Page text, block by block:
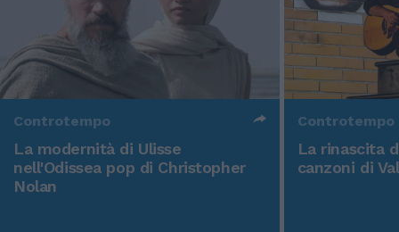
Controtempo
La modernità di Ulisse
nell'Odissea pop di Christopher
Nolan
Controtempo
La rinascita
canzoni di